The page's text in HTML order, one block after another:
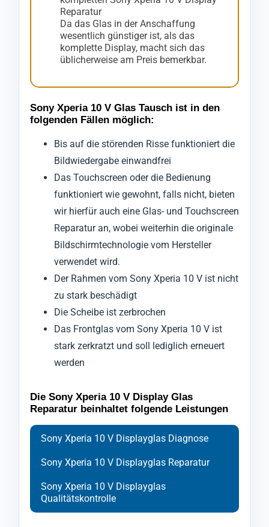
Reparatur
Da das Glas in der Anschaffung
wesentlich günstiger ist, als das
komplette Display, macht sich das
üblicherweise am Preis bemerkbar.
Sony Xperia 10 V Glas Tausch ist in den
folgenden Fällen möglich:
Bis auf die störenden Risse funktioniert die
Bildwiedergabe einwandfrei
Das Touchscreen oder die Bedienung
funktioniert wie gewohnt, falls nicht, bieten
wir hierfür auch eine Glas- und Touchscreen
Reparatur an, wobei weiterhin die originale
Bildschirmtechnologie vom Hersteller
verwendet wird.
Der Rahmen vom Sony Xperia 10 V ist nicht
zu stark beschädigt
Die Scheibe ist zerbrochen
Das Frontglas vom Sony Xperia 10 V ist
stark zerkratzt und soll lediglich erneuert
werden
Die Sony Xperia 10 V Display Glas
Reparatur beinhaltet folgende Leistungen
Sony Xperia 10 V Displayglas Diagnose
Sony Xperia 10 V Displayglas Reparatur
Sony Xperia 10 V Displayglas
Qualitätskontrolle